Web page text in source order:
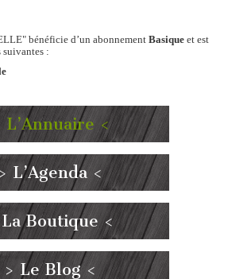
bénéficie d’un abonnement Basique et est
suivantes :
L’Annuaire <
L’Agenda <
Boutique <
> Le Blog <